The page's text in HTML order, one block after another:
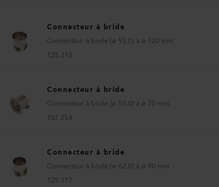
Connecteur à bride
Connecteur à bride (ø 92.0) à ø 120 mm
125.318
Connecteur à bride
Connecteur à bride (ø 50.0) à ø 70 mm
107.254
Connecteur à bride
Connecteur à bride (ø 62.0) à ø 90 mm
125.317